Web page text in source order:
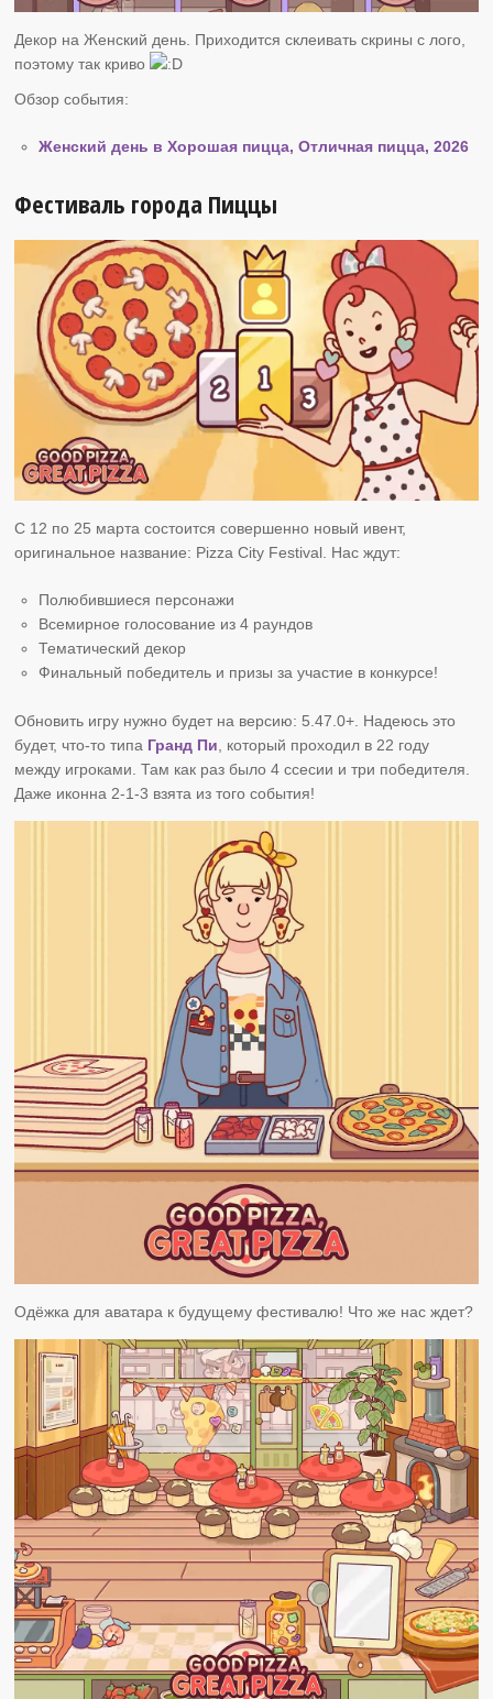
Декор на Женский день. Приходится склеивать скрины с лого,
поэтому так криво
Обзор события:
Женский день в Хорошая пицца, Отличная пицца, 2026
Фестиваль города Пиццы
С 12 по 25 марта состоится совершенно новый ивент,
оригинальное название: Pizza City Festival. Нас ждут:
Полюбившиеся персонажи
Всемирное голосование из 4 раундов
Тематический декор
Финальный победитель и призы за участие в конкурсе!
Обновить игру нужно будет на версию: 5.47.0+. Надеюсь это
будет, что-то типа Гранд Пи , который проходил в 22 году
между игроками. Там как раз было 4 ссесии и три победителя.
Даже иконна 2-1-3 взята из того события!
Одёжка для аватара к будущему фестивалю! Что же нас ждет?